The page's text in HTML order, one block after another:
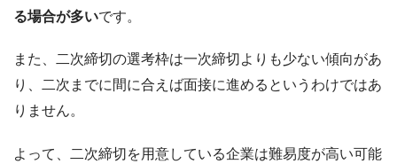
る場合が多いです。
また、二次締切の選考枠は一次締切よりも少ない傾向があ
り、二次までに間に合えば面接に進めるというわけではあ
りません。
よって、二次締切を用意している企業は難易度が高い可能